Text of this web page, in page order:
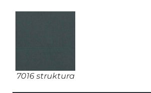
7016 struktura